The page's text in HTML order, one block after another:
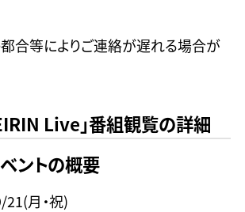
合等によりご連絡が遅れる場合が
Live」番組観覧の詳細
ントの概要
21(月・祝)